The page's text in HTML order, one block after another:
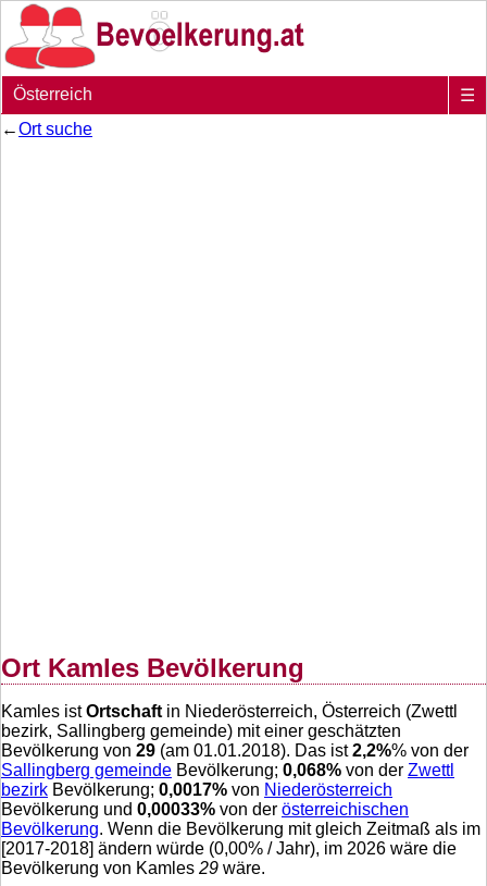
Österreich
☰
←Ort suche
Ort Kamles Bevölkerung
Kamles istOrtschaft in Niederösterreich, Österreich (Zwettl
bezirk, Sallingberg gemeinde) mit einer geschätzten
Bevölkerung von 29 (am 01.01.2018). Das ist2,2%% von der
Sallingberg gemeinde Bevölkerung; 0,068% von der Zwettl
bezirk Bevölkerung; 0,0017% von Niederösterreich
Bevölkerung und 0,00033% von der österreichischen
Bevölkerung. Wenn die Bevölkerung mit gleich Zeitmaß als im
[2017-2018] ändern würde (0,00% / Jahr), im 2026 wäre die
Bevölkerung von Kamles 29 wäre.